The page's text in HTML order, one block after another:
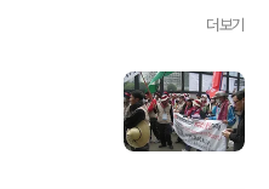
더보기